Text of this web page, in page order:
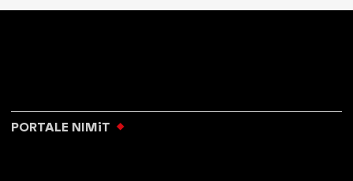
PORTALE NIMiT